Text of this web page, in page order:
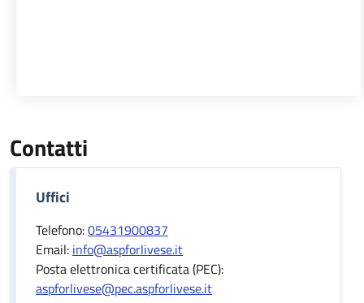
Contatti
Uffici
Telefono:05431900837
Email: info@aspforlivese.it
Posta elettronica certificata (PEC):
aspforlivese@pec.aspforlivese.it